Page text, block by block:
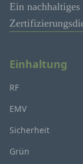
Ein
Einhaltung
RF
EMV
Sicherheit
Grün